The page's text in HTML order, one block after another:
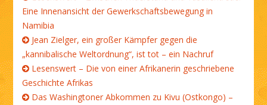
Eine Innenansicht der Gewerkschaftsbewegung in
Namibia
Jean Zielger, ein großer Kämpfer gegen die
„kannibalische Weltordnung“, ist tot – ein Nachruf
Lesenswert – Die von einer Afrikanerin geschriebene
Geschichte Afrikas
Das Washingtoner Abkommen zu Kivu (Ostkongo) –